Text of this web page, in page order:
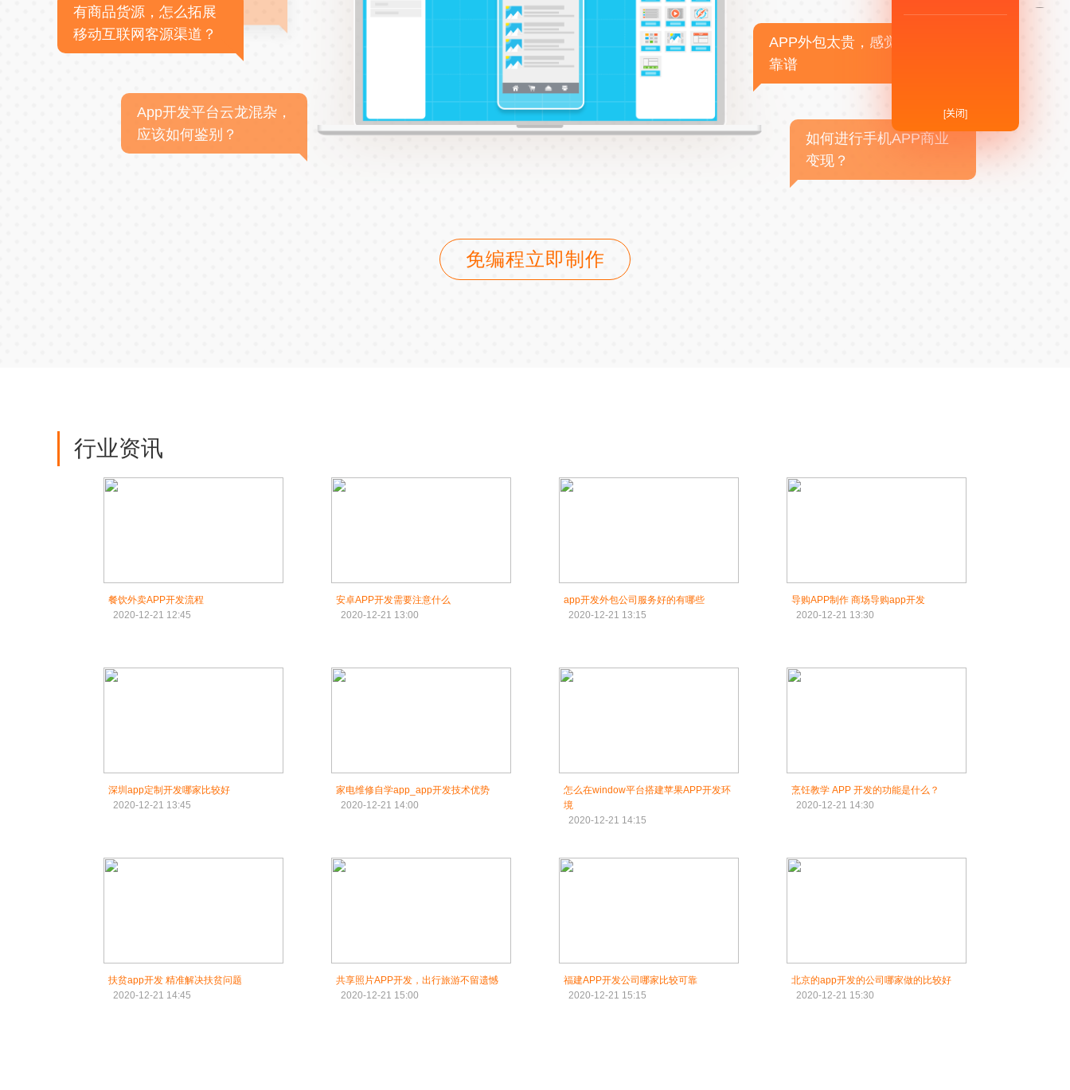
有商品货源，怎么拓展
移动互联网客源渠道？
App开发平台云龙混杂，
应该如何鉴别？
APP外包太贵，感觉不
靠谱
如何进行手机APP商业
变现？
免编程立即制作
行业资讯
餐饮外卖APP开发流程
2020-12-21 12:45
安卓APP开发需要注意什么
2020-12-21 13:00
app开发外包公司服务好的有哪些
2020-12-21 13:15
导购APP制作 商场导购app开发
2020-12-21 13:30
深圳app定制开发哪家比较好
2020-12-21 13:45
家电维修自学app_app开发技术优势
2020-12-21 14:00
怎么在window平台搭建苹果APP开发环
境
2020-12-21 14:15
烹饪教学 APP 开发的功能是什么？
2020-12-21 14:30
扶贫app开发 精准解决扶贫问题
2020-12-21 14:45
共享照片APP开发，出行旅游不留遗憾
2020-12-21 15:00
福建APP开发公司哪家比较可靠
2020-12-21 15:15
北京的app开发的公司哪家做的比较好
2020-12-21 15:30
[关闭]